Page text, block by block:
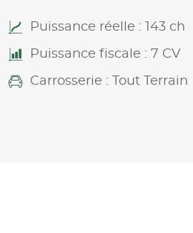
Puissance réelle : 143 ch
Puissance fiscale : 7 CV
Carrosserie : Tout Terrain